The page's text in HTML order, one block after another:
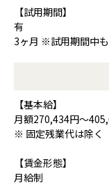
【試用期間】
有
3ヶ月 ※試用期間中も
【基本給】
月額270,434円～
※ 固定残業代は除く
【賃金形態】
月給制